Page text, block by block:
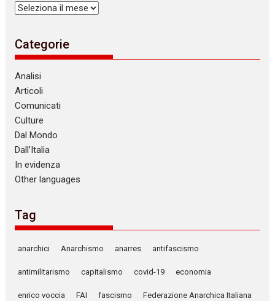
Archivi
Categorie
Analisi
Articoli
Comunicati
Culture
Dal Mondo
Dall’Italia
In evidenza
Other languages
Tag
anarchici Anarchismo anarres antifascismo
antimilitarismo capitalismo covid-19 economia
enrico voccia FAI fascismo Federazione Anarchica Italiana